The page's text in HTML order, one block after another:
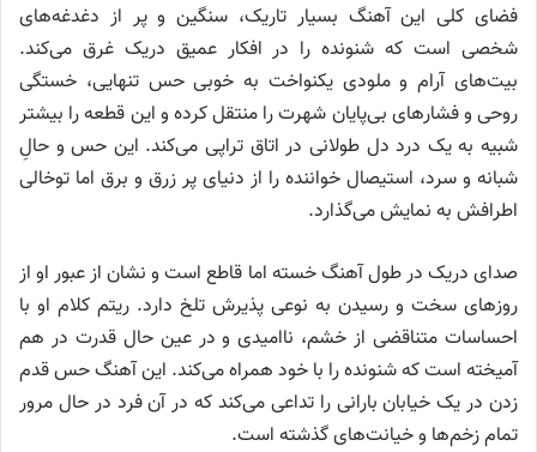
فضای کلی این آهنگ بسیار تاریک، سنگین و پر از دغدغه‌های
شخصی است که شنونده را در افکار عمیق دریک غرق می‌کند.
بیت‌های آرام و ملودی یکنواخت به خوبی حس تنهایی، خستگی
روحی و فشارهای بی‌پایان شهرت را منتقل کرده و این قطعه را بیشتر
شبیه به یک درد دل طولانی در اتاق تراپی می‌کند. این حس و حالِ
شبانه و سرد، استیصال خواننده را از دنیای پر زرق و برق اما توخالی
اطرافش به نمایش می‌گذارد.
صدای دریک در طول آهنگ خسته اما قاطع است و نشان از عبور او از
روزهای سخت و رسیدن به نوعی پذیرش تلخ دارد. ریتم کلام او با
احساسات متناقضی از خشم، ناامیدی و در عین حال قدرت در هم
آمیخته است که شنونده را با خود همراه می‌کند. این آهنگ حس قدم
زدن در یک خیابان بارانی را تداعی می‌کند که در آن فرد در حال مرور
تمام زخم‌ها و خیانت‌های گذشته است.